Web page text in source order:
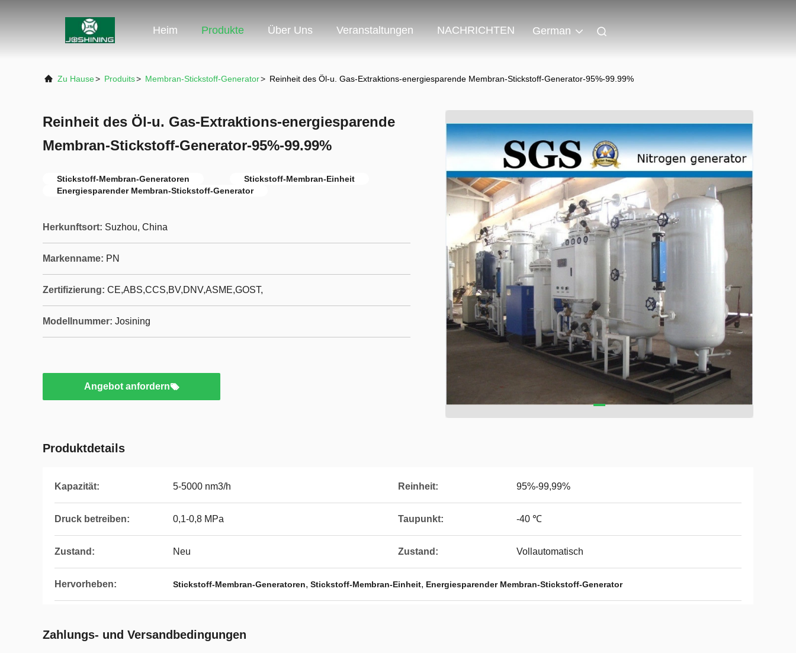
Heim Produkte Über Uns Veranstaltungen NACHRICHTEN German
Zu Hause> Produits> Membran-Stickstoff-Generator> Reinheit des Öl-u. Gas-Extraktions-energiesparende Membran-Stickstoff-Generator-95%-99.99%
Reinheit des Öl-u. Gas-Extraktions-energiesparende
Membran-Stickstoff-Generator-95%-99.99%
Stickstoff-Membran-Generatoren
Stickstoff-Membran-Einheit
Energiesparender Membran-Stickstoff-Generator
Herkunftsort: Suzhou, China
Markenname: PN
Zertifizierung: CE,ABS,CCS,BV,DNV,ASME,GOST,
Modellnummer: Josining
Angebot anfordern
Produktdetails
Kapazität: 5-5000 nm3/h Reinheit: 95%-99,99%
Druck betreiben: 0,1-0,8 MPa Taupunkt: -40 ℃
Zustand: Neu Zustand: Vollautomatisch
Hervorheben: Stickstoff-Membran-Generatoren, Stickstoff-Membran-Einheit, Energiesparender Membran-Stickstoff-Generator
Zahlungs- und Versandbedingungen